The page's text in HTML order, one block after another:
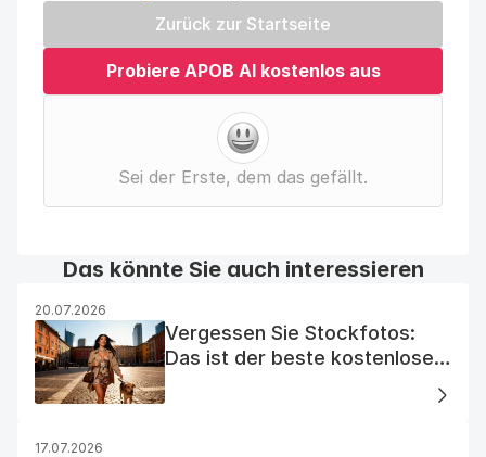
Zurück zur Startseite
Probiere APOB AI kostenlos aus
Sei der Erste, dem das gefällt.
Das könnte Sie auch interessieren
20.07.2026
Vergessen Sie Stockfotos:
Das ist der beste kostenlose
17.07.2026